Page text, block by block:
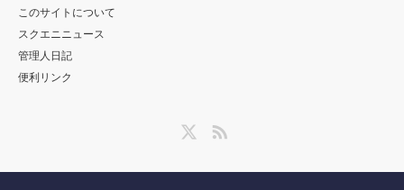
このサイトについて
スクエニニュース
管理人日記
便利リンク